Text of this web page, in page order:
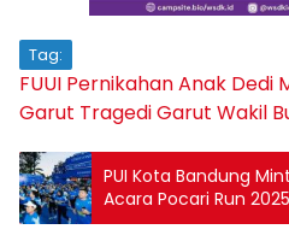
Tag:
FUUI Pernikahan Anak Dedi
Garut Tragedi Garut Wakil
PUI Kota Bandung
Acara Pocari Run